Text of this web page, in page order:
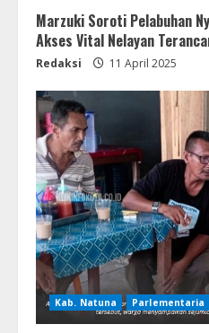
Marzuki Soroti Pelabuhan
Akses Vital Nelayan
Redaksi 11 April 2025
Kab. Natuna Parlementaria